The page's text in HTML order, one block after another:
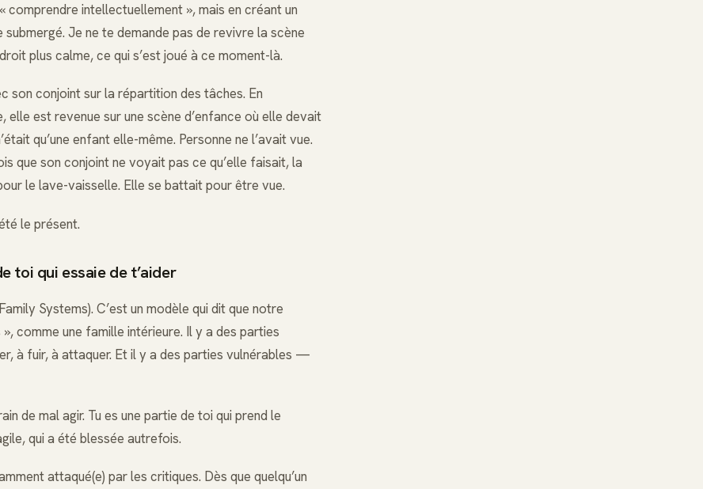
intellectuellement », mais en créant un
Je ne te demande pas de revivre la scène
plus calme, ce qui s’est joué à ce moment-là.
son conjoint sur la répartition des tâches. En
elle est revenue sur une scène d’enfance où elle devait
qu’une enfant elle-même. Personne ne l’avait vue.
que son conjoint ne voyait pas ce qu’elle faisait, la
le lave-vaisselle. Elle se battait pour être vue.
le présent.
toi qui essaie de t’aider
Systems). C’est un modèle qui dit que notre
comme une famille intérieure. Il y a des parties
à fuir, à attaquer. Et il y a des parties vulnérables —
de mal agir. Tu es une partie de toi qui prend le
qui a été blessée autrefois.
attaqué(e) par les critiques. Dès que quelqu’un